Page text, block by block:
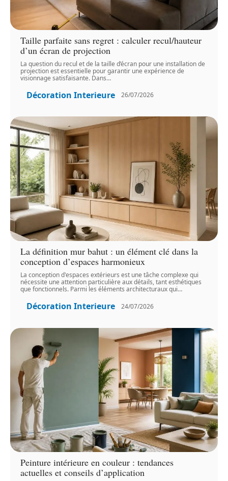
Taille parfaite sans regret : calculer recul/hauteur
d’un écran de projection
La question du recul et de la taille d’écran pour une installation de
projection est essentielle pour garantir une expérience de
visionnage satisfaisante. Dans…
Décoration Interieure 26/07/2026
La définition mur bahut : un élément clé dans la
conception d’espaces harmonieux
La conception d'espaces extérieurs est une tâche complexe qui
nécessite une attention particulière aux détails, tant esthétiques
que fonctionnels. Parmi les éléments architecturaux qui…
Décoration Interieure 24/07/2026
Peinture intérieure en couleur : tendances
actuelles et conseils d’application